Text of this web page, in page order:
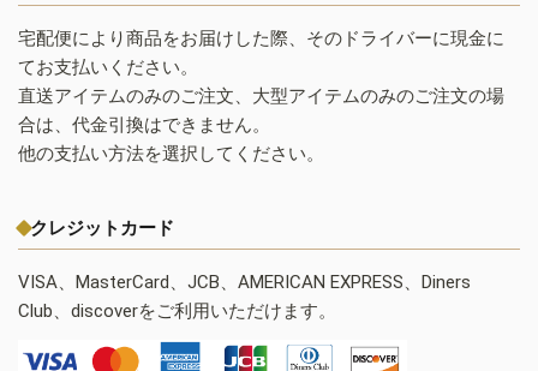
宅配便により商品をお届けした際、そのドライバーに現金に
てお支払いください。
直送アイテムのみのご注文、大型アイテムのみのご注文の場
合は、代金引換はできません。
他の支払い方法を選択してください。
クレジットカード
VISA、MasterCard、JCB、AMERICAN EXPRESS、Diners
Club、discoverをご利用いただけます。